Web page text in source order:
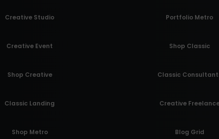
Creative Studio Portfolio Metro
Creative Event Shop Classic
Shop Creative Classic
Classic Landing Creative
Shop Metro Blog Grid